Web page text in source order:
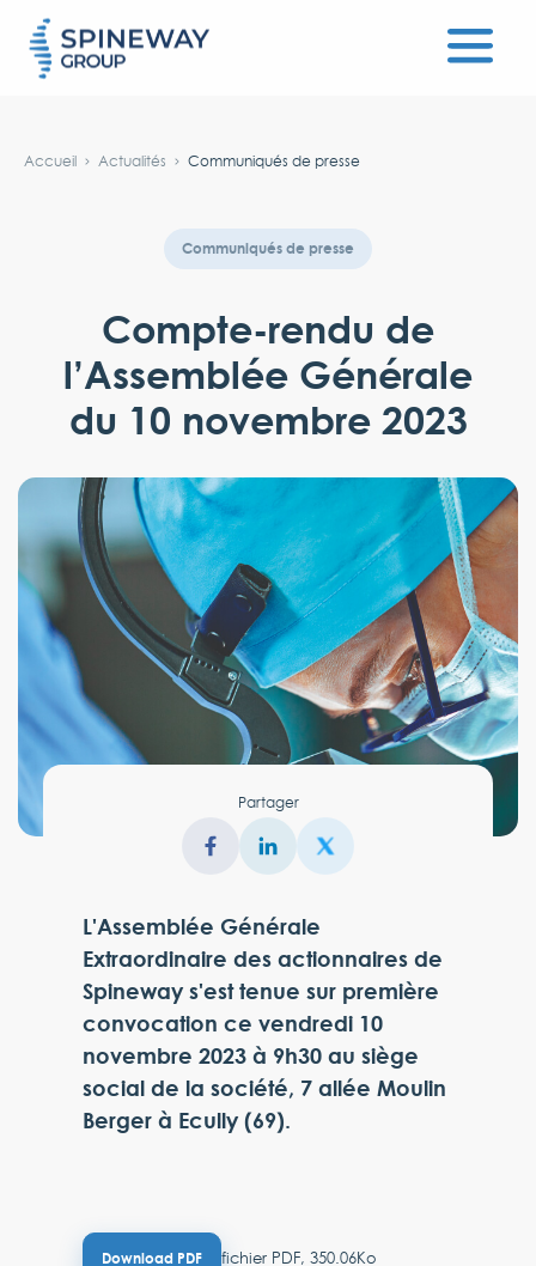
Accueil Actualités Communiqués de presse
Communiqués de presse
Compte-rendu de
l’Assemblée Générale
du 10 novembre 2023
Partager
L'Assemblée Générale
Extraordinaire des actionnaires de
Spineway s'est tenue sur première
convocation ce vendredi 10
novembre 2023 à 9h30 au siège
social de la société, 7 allée Moulin
Berger à Ecully (69).
Download PDF fichier PDF, 350.06Ko